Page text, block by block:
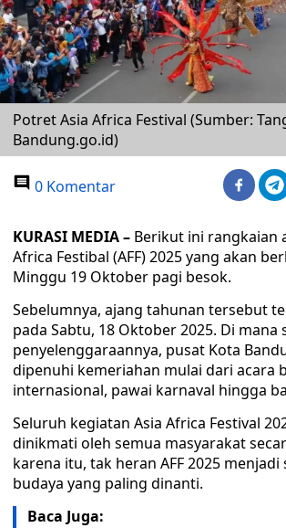
Potret Asia Africa Festival (Sumber:
Bandung.go.id)
0 Komentar
KURASI MEDIA – Berikut ini rangkaian
Africa Festibal (AFF) 2025 yang akan
Minggu 19 Oktober pagi besok.
Sebelumnya, ajang tahunan tersebut
pada Sabtu, 18 Oktober 2025. Di mana
penyelenggaraannya, pusat Kota
dipenuhi kemeriahan mulai dari acara
internasional, pawai karnaval hingga
Seluruh kegiatan Asia Africa Festival
dinikmati oleh semua masyarakat
karena itu, tak heran AFF 2025
budaya yang paling dinanti.
Baca Juga: